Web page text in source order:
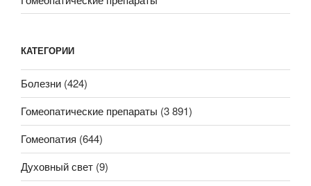
КАТЕГОРИИ
Болезни (424)
Гомеопатические препараты (3 891)
Гомеопатия (644)
Духовный свет (9)